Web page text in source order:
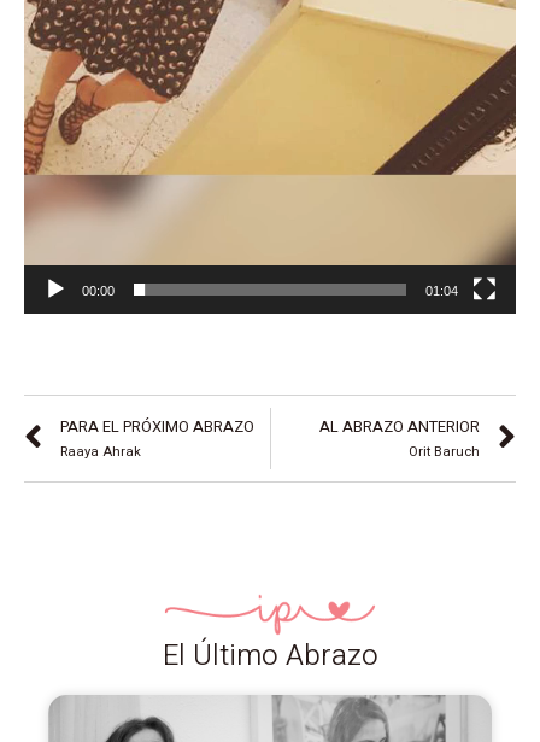
00:00 01:04
AL ABRAZO ANTERIOR
Orit Baruch
PARA EL PRÓXIMO ABRAZO
Raaya Ahrak
El Último Abrazo